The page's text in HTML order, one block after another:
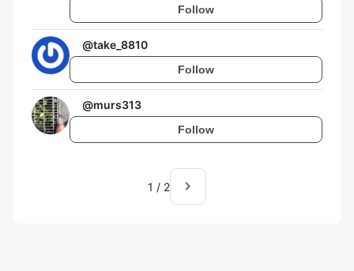
Follow
@take_8810
Follow
@murs313
Follow
1 / 2 navigate_next